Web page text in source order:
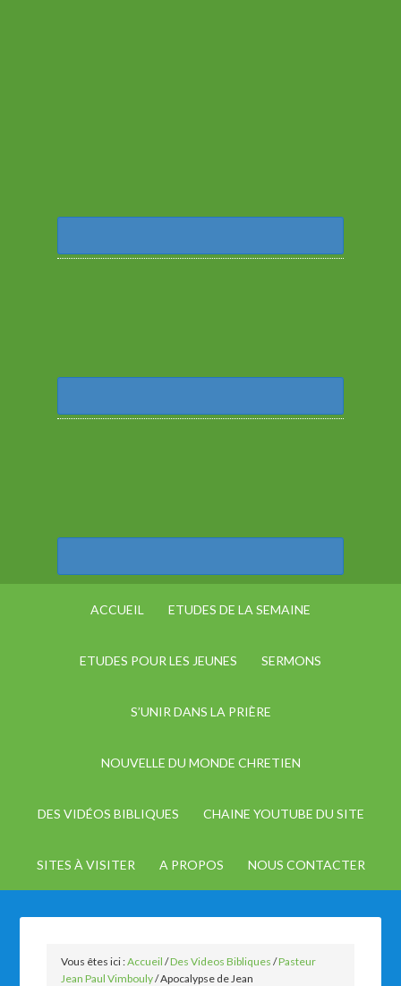
ACCUEIL ETUDES DE LA SEMAINE
ETUDES POUR LES JEUNES SERMONS
S’UNIR DANS LA PRIÈRE
NOUVELLE DU MONDE CHRETIEN
DES VIDÉOS BIBLIQUES CHAINE YOUTUBE DU SITE
SITES À VISITER A PROPOS NOUS CONTACTER
Vous êtes ici :Accueil /Des Videos Bibliques /Pasteur
Jean Paul Vimbouly/Apocalypse de Jean